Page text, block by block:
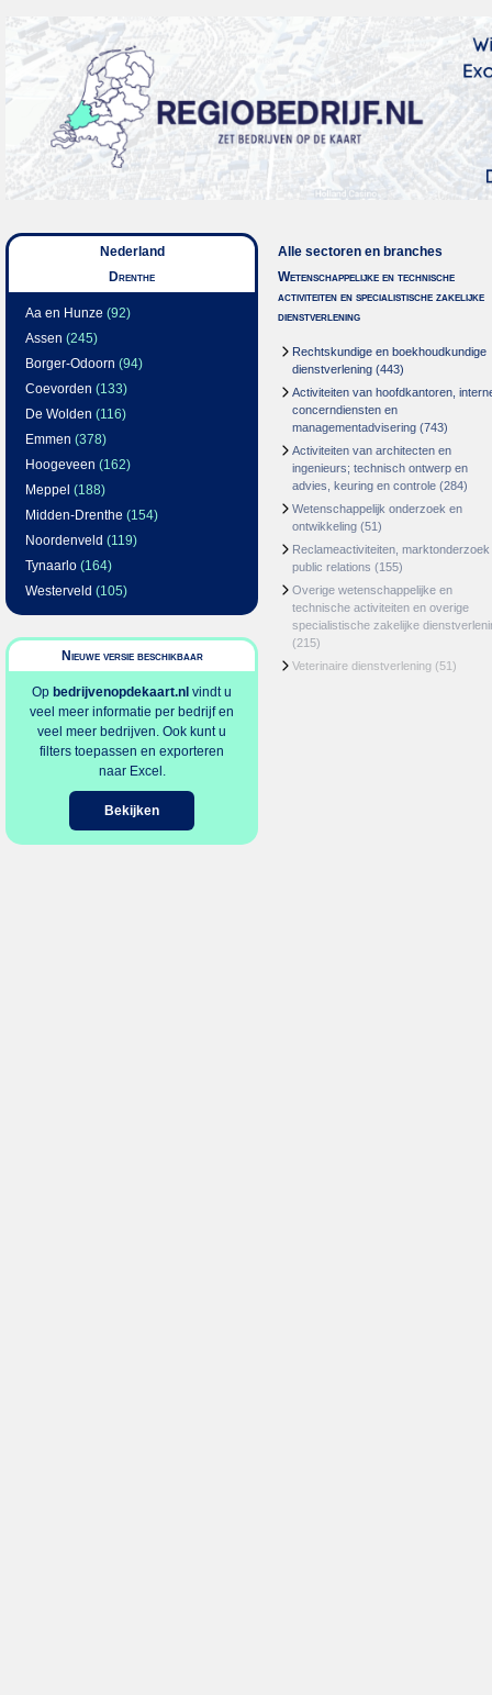
Nederland
Drenthe
Aa en Hunze (92)
Assen (245)
Borger-Odoorn (94)
Coevorden (133)
De Wolden (116)
Emmen (378)
Hoogeveen (162)
Meppel (188)
Midden-Drenthe (154)
Noordenveld (119)
Tynaarlo (164)
Westerveld (105)
Nieuwe versie beschikbaar
Op bedrijvenopdekaart.nl vindt u
veel meer informatie per bedrijf en
veel meer bedrijven. Ook kunt u
filters toepassen en exporteren
naar Excel.
Bekijken
Alle sectoren en branches
Wetenschappelijke en technische
activiteiten en specialistische zakelijke
dienstverlening
Rechtskundige en boekhoudkundige
dienstverlening (443)
Activiteiten van hoofdkantoren,
concerndiensten en
managementadvisering (743)
Activiteiten van architecten en
ingenieurs; technisch ontwerp en
advies, keuring en controle (284)
Wetenschappelijk onderzoek en
ontwikkeling (51)
Reclameactiviteiten, marktonderzoek
public relations (155)
Overige wetenschappelijke en
technische activiteiten en overige
specialistische zakelijke
(215)
Veterinaire dienstverlening (51)